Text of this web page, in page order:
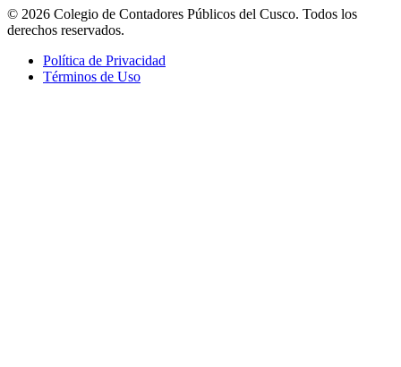
© 2026 Colegio de Contadores Públicos del Cusco. Todos los
derechos reservados.
Política de Privacidad
Términos de Uso